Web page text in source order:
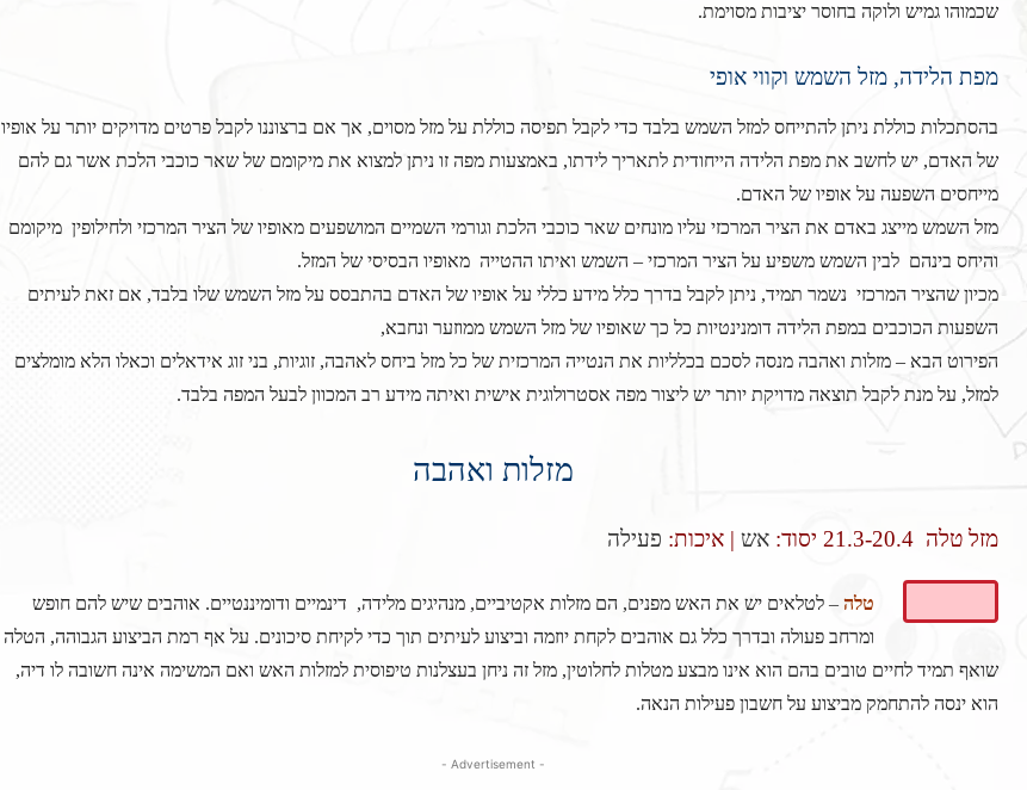
שכמוהו גמיש ולוקה בחוסר יציבות מסוימת.
מפת הלידה, מזל השמש וקווי אופי
בהסתכלות כוללת ניתן להתייחס למזל השמש בלבד כדי לקבל תפיסה כוללת על מזל מסוים, אך אם ברצוננו לקבל פרטים מדויקים יותר על אופיו
של האדם, יש לחשב את מפת הלידה הייחודית לתאריך לידתו, באמצעות מפה זו ניתן למצוא את מיקומם של שאר כוכבי הלכת אשר גם להם
מייחסים השפעה על אופיו של האדם.
מזל השמש מייצג באדם את הציר המרכזי עליו מונחים שאר כוכבי הלכת וגורמי השמיים המושפעים מאופיו של הציר המרכזי ולחילופין מיקומם
והיחס בינהם לבין השמש משפיע על הציר המרכזי – השמש ואיתו ההטייה מאופיו הבסיסי של המזל.
מכיון שהציר המרכזי נשמר תמיד, ניתן לקבל בדרך כלל מידע כללי על אופיו של האדם בהתבסס על מזל השמש שלו בלבד, אם זאת לעיתים
השפעות הכוכבים במפת הלידה דומנינטיות כל כך שאופיו של מזל השמש ממוזער ונחבא,
הפירוט הבא – מזלות ואהבה מנסה לסכם בכלליות את הנטייה המרכזית של כל מזל ביחס לאהבה, זוגיות, בני זוג אידאלים וכאלו הלא מומלצים
למזל, על מנת לקבל תוצאה מדויקת יותר יש ליצור מפה אסטרולוגית אישית ואיתה מידע רב המכוון לבעל המפה בלבד.
מזלות ואהבה
מזל טלה 21.3-20.4 יסוד: אש | איכות: פעילה
טלה – לטלאים יש את האש מפנים, הם מזלות אקטיביים, מנהיגים מלידה, דינמיים ודומיננטיים. אוהבים שיש להם חופש
ומרחב פעולה ובדרך כלל גם אוהבים לקחת יוזמה וביצוע לעיתים תוך כדי לקיחת סיכונים. על אף רמת הביצוע הגבוהה, הטלה
שואף תמיד לחיים טובים בהם הוא אינו מבצע מטלות לחלוטין, מזל זה ניחן בעצלנות טיפוסית למזלות האש ואם המשימה אינה חשובה לו דיה,
הוא ינסה להתחמק מביצוע על חשבון פעילות הנאה.
- Advertisement -